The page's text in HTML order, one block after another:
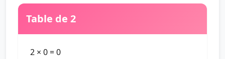
Table de 2
2 × 0 = 0